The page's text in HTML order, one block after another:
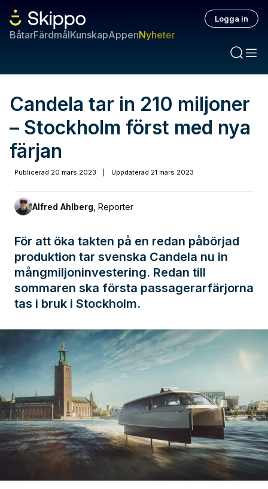
BåtarFärdmålKunskapAppenNyheter
Logga in
Candela tar in 210 miljoner
– Stockholm först med nya
färjan
Publicerad 20 mars 2023 Uppdaterad 21 mars 2023
Alfred Ahlberg Reporter
För att öka takten på en redan påbörjad
produktion tar svenska Candela nu in
mångmiljoninvestering. Redan till
sommaren ska första passagerarfärjorna
tas i bruk i Stockholm.